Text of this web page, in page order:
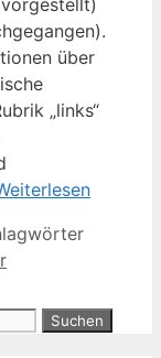
über
„links“